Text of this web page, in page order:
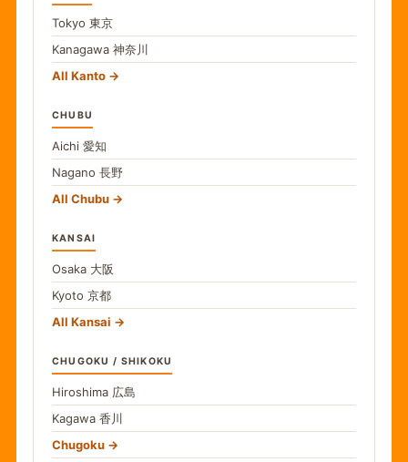
Tokyo 東京
Kanagawa 神奈川
All Kanto
CHUBU
Aichi 愛知
Nagano 長野
All Chubu
KANSAI
Osaka 大阪
Kyoto 京都
All Kansai
CHUGOKU / SHIKOKU
Hiroshima 広島
Kagawa 香川
Chugoku